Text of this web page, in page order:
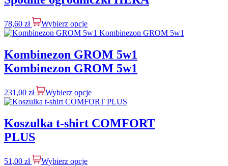
78,60 zł Wybierz opcje
Kombinezon GROM 5w1
Kombinezon GROM 5w1
231,00 zł Wybierz opcje
Koszulka t-shirt COMFORT
PLUS
51,00 zł Wybierz opcje